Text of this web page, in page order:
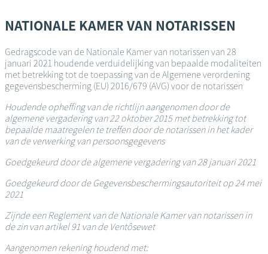
en
naar
inhoud
gaan
NATIONALE KAMER VAN NOTARISSEN
Gedragscode van de Nationale Kamer van notarissen van 28
januari 2021 houdende verduidelijking van bepaalde modaliteiten
met betrekking tot de toepassing van de Algemene verordening
gegevensbescherming (EU) 2016/679 (AVG) voor de notarissen
Houdende opheffing van de richtlijn aangenomen door de
algemene vergadering van 22 oktober 2015 met betrekking tot
bepaalde maatregelen te treffen door de notarissen in het kader
van de verwerking van persoonsgegevens
Goedgekeurd door de algemene vergadering van 28 januari 2021
Goedgekeurd door de Gegevensbeschermingsautoriteit op 24 mei
2021
Zijnde een Reglement van de Nationale Kamer van notarissen in
de zin van artikel 91 van de Ventôsewet
Aangenomen rekening houdend met: